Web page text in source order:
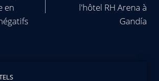
en
l'hôtel RH Arena à
Gandía